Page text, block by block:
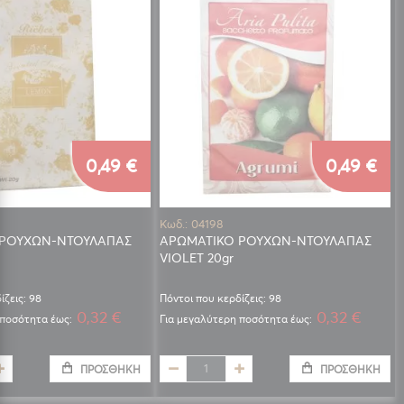
ΡΟΥΧΩΝ-ΝΤΟΥΛΑΠΑΣ
98
0,49 €
ποσότητα έως: 0,32 €
ΠΡΟΣΘΉΚΗ
Κωδ.: 04198
ΑΡΩΜΑΤΙΚΟ ΡΟΥΧΩΝ-ΝΤΟΥΛΑΠΑΣ
VIOLET 20gr
Πόντοι που κερδίζεις: 98
0,49 €
Για μεγαλύτερη ποσότητα έως: 0,32 €
ΠΡΟΣΘΉΚΗ